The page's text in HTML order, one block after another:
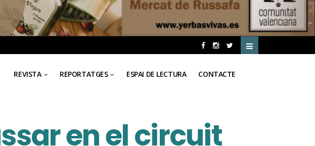
REVISTA REPORTATGES ESPAI DE LECTURA CONTACTE
en el circuit